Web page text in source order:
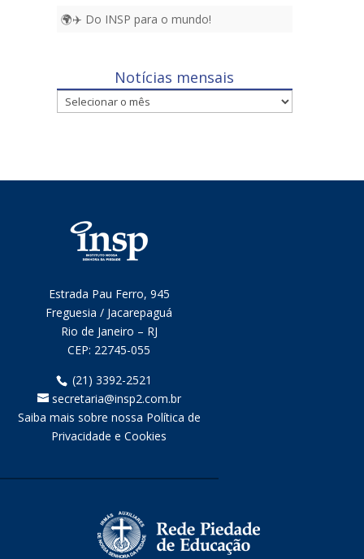
🌍✈️ Do INSP para o mundo!
Notícias mensais
Notícias
mensais
Estrada Pau Ferro, 945
Freguesia / Jacarepaguá
Rio de Janeiro – RJ
CEP: 22745-055
(21) 3392-2521
secretaria@insp2.com.br
Saiba mais sobre nossa Política de
Privacidade e Cookies